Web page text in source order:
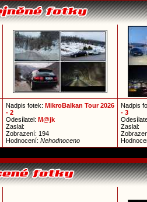
Nadpis fotek: MikroBalkan Tour 2026
- 2
Odesílatel: M@jk
Zaslal:
Zobrazení: 194
Hodnocení: Nehodnoceno
Nadpis
- 3
Zaslal: